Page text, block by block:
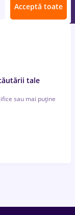
tale
sau mai puține
Acceptă toate